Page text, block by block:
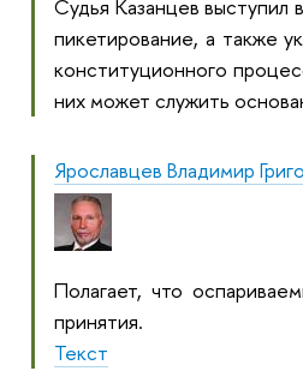
Судья Казанцев выступил
пикетирование, а также
конституционного
них может служить
Ярославцев Владимир
Полагает, что
принятия.
Текст